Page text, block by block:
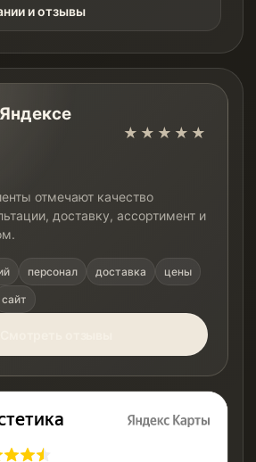
и отзывы
★★★★★
отмечают качество
доставку, ассортимент и
персонал доставка цены
сайт